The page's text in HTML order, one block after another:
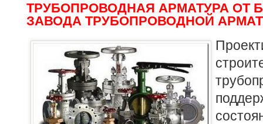
ТРУБОПРОВОДНАЯ АРМАТУРА ОТ
ЗАВОДА ТРУБОПРОВОДНОЙ